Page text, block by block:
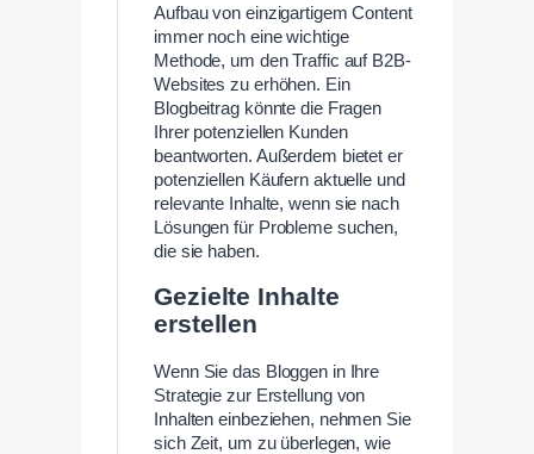
Aufbau von einzigartigem Content
immer noch eine wichtige
Methode, um den Traffic auf B2B-
Websites zu erhöhen. Ein
Blogbeitrag könnte die Fragen
Ihrer potenziellen Kunden
beantworten. Außerdem bietet er
potenziellen Käufern aktuelle und
relevante Inhalte, wenn sie nach
Lösungen für Probleme suchen,
die sie haben.
Gezielte Inhalte
erstellen
Wenn Sie das Bloggen in Ihre
Strategie zur Erstellung von
Inhalten einbeziehen, nehmen Sie
sich Zeit, um zu überlegen, wie